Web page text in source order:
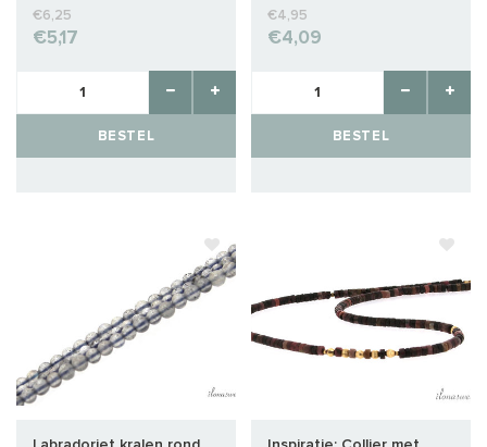
€6,25
€5,17
BESTEL
€4,95
€4,09
BESTEL